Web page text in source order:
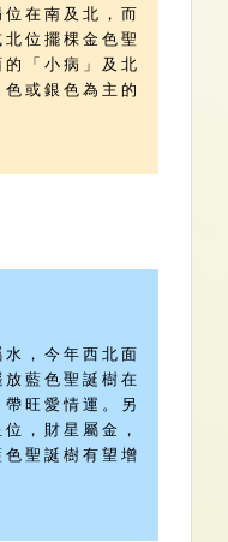
在 南 及 北 ， 而
位 擺 棵 金 色 聖
「 小 病 」 及 北
或 銀 色 為 主 的
， 今 年 西 北 面
藍 色 聖 誕 樹 在
旺 愛 情 運 。 另
， 財 星 屬 金 ，
聖 誕 樹 有 望 增